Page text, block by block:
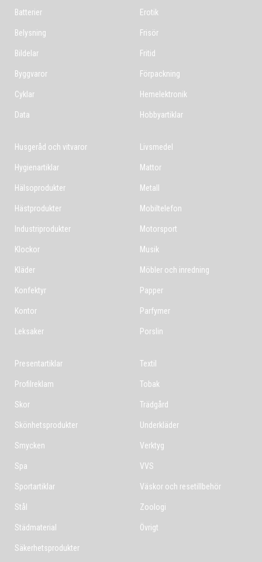
Batterier
Belysning
Bildelar
Byggvaror
Cyklar
Data
Erotik
Frisör
Fritid
Förpackning
Hemelektronik
Hobbyartiklar
Husgeråd och vitvaror
Hygienartiklar
Hälsoprodukter
Hästprodukter
Industriprodukter
Klockor
Kläder
Konfektyr
Kontor
Leksaker
Livsmedel
Mattor
Metall
Mobiltelefon
Motorsport
Musik
Möbler och inredning
Papper
Parfymer
Porslin
Presentartiklar
Profilreklam
Skor
Skönhetsprodukter
Smycken
Spa
Sportartiklar
Stål
Städmaterial
Säkerhetsprodukter
Textil
Tobak
Trädgård
Underkläder
Verktyg
VVS
Väskor och resetillbehör
Zoologi
Övrigt